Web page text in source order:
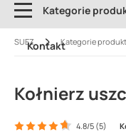
Kategorie
Kontakt
SUEZ Kategorie
Kołnierz
4.8/5 (5)